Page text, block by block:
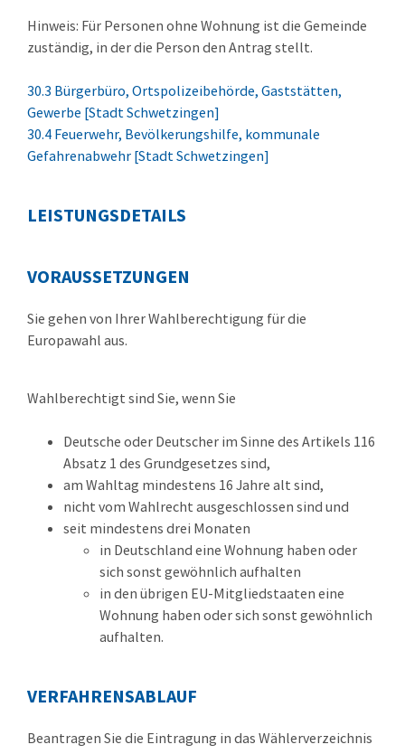
Hinweis: Für Personen ohne Wohnung ist die Gemeinde
zuständig, in der die Person den Antrag stellt.
30.3 Bürgerbüro, Ortspolizeibehörde, Gaststätten,
Gewerbe [Stadt Schwetzingen]
30.4 Feuerwehr, Bevölkerungshilfe, kommunale
Gefahrenabwehr [Stadt Schwetzingen]
LEISTUNGSDETAILS
VORAUSSETZUNGEN
Sie gehen von Ihrer Wahlberechtigung für die
Europawahl aus.
Wahlberechtigt sind Sie, wenn Sie
Deutsche oder Deutscher im Sinne des Artikels 116
Absatz 1 des Grundgesetzes sind,
am Wahltag mindestens 16 Jahre alt sind,
nicht vom Wahlrecht ausgeschlossen sind und
seit mindestens drei Monaten
in Deutschland eine Wohnung haben oder
sich sonst gewöhnlich aufhalten
in den übrigen EU-Mitgliedstaaten eine
Wohnung haben oder sich sonst gewöhnlich
aufhalten.
VERFAHRENSABLAUF
Beantragen Sie die Eintragung in das Wählerverzeichnis